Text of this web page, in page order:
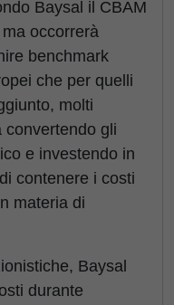
Baysal il CBAM
occorrerà
benchmark
che per quelli
molti
convertendo gli
e investendo in
contenere i costi
materia di
Baysal
durante